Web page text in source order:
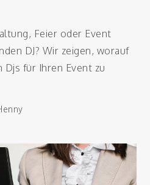
Feier oder Event
DJ? Wir zeigen, worauf
für Ihren Event zu